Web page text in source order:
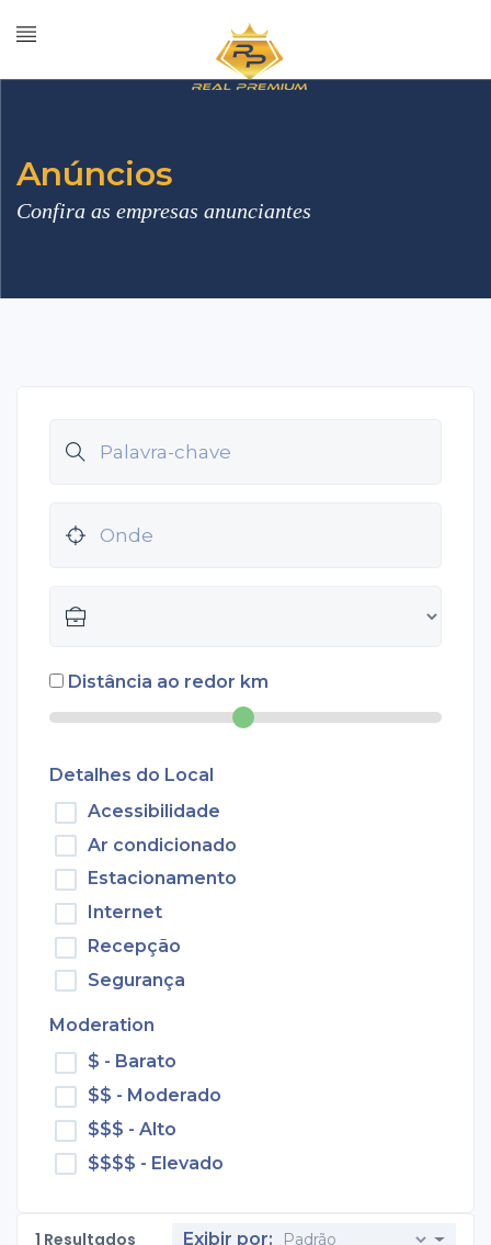
Anúncios
Confira as empresas anunciantes
Distância ao redor km
Detalhes do Local
Acessibilidade
Ar condicionado
Estacionamento
Internet
Recepção
Segurança
Moderation
$ - Barato
$$ - Moderado
$$$ - Alto
$$$$ - Elevado
1 Resultados Exibir por: